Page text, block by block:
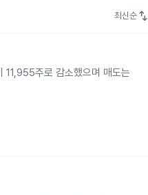
최신순 swap_vert
주로 감소했으며 매도는